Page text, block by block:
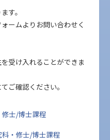
す。
ームよりお問い合わせく
受け入れることができま
ご確認ください。
士/博士課程
・修士/博士課程